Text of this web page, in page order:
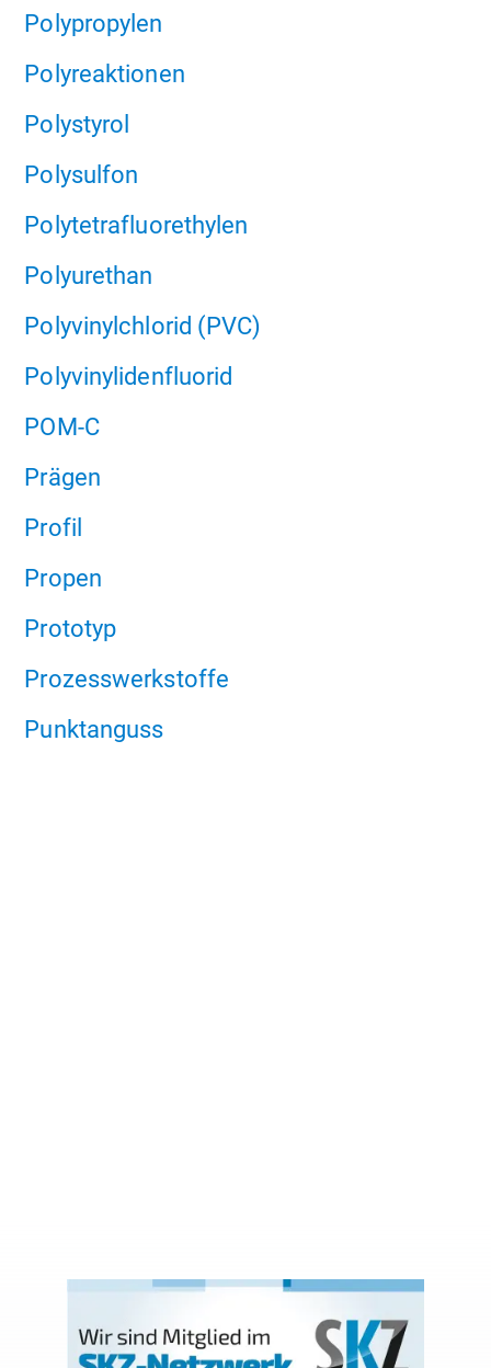
Polypropylen
Polyreaktionen
Polystyrol
Polysulfon
Polytetrafluorethylen
Polyurethan
Polyvinylchlorid (PVC)
Polyvinylidenfluorid
POM-C
Prägen
Profil
Propen
Prototyp
Prozesswerkstoffe
Punktanguss